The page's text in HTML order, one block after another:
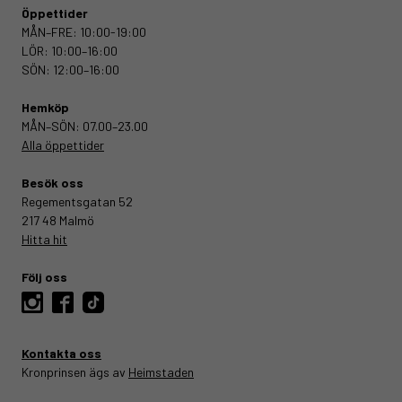
Öppettider
MÅN–FRE: 10:00-19:00
LÖR: 10:00–16:00
SÖN: 12:00–16:00
Hemköp
MÅN–SÖN: 07.00–23.00
Alla öppettider
Besök oss
Regementsgatan 52
217 48 Malmö
Hitta hit
Följ oss
@kronprinsen.malmo
Kronprinsen Malmo
Kontakta oss
Kronprinsen ägs av Heimstaden